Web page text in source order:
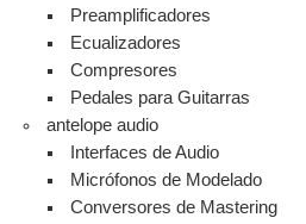
Preamplificadores
Ecualizadores
Compresores
Pedales para Guitarras
antelope audio
Interfaces de Audio
Micrófonos de Modelado
Conversores de Mastering